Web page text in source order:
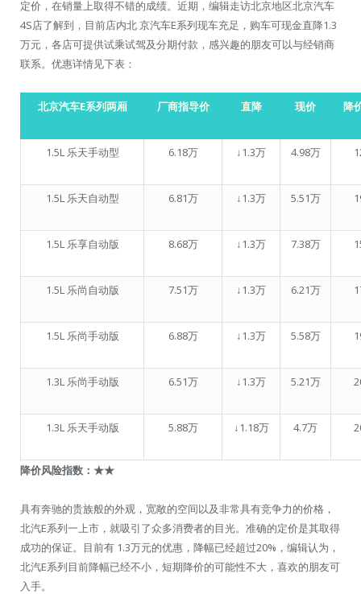
定价，在销量上取得不错的成绩。近期，编辑走访北京地区北京汽车
4S店了解到，目前店内北 京汽车E系列现车充足，购车可现金直降1.3
万元，各店可提供试乘试驾及分期付款，感兴趣的朋友可以与经销商
联系。优惠详情见下表：
北京汽车E系列两厢 厂商指导价 直降 现价 降
1.5L 乐天手动型 6.18万 ↓1.3万 4.98万
1.5L 乐天自动型 6.81万 ↓1.3万 5.51万
1.5L 乐享自动版 8.68万 ↓1.3万 7.38万
1.5L 乐尚自动版 7.51万 ↓1.3万 6.21万
1.5L 乐尚手动版 6.88万 ↓1.3万 5.58万
1.3L 乐尚手动版 6.51万 ↓1.3万 5.21万
1.3L 乐天手动版 5.88万 ↓1.18万 4.7万
降价风险指数： ★★
具有奔驰的贵族般的外观，宽敞的空间以及非常具有竞争力的价格，
北汽E系列一上市，就吸引了众多消费者的目光。准确的定价是其取得
成功的保证。目前有 1.3万元的优惠，降幅已经超过20%，编辑认为，
北汽E系列目前降幅已经不小，短期降价的可能性不大，喜欢的朋友可
入手。